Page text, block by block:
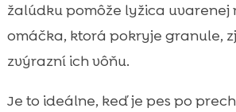
žalúdku pomôže lyžica uvarenej
omáčka, ktorá pokryje granule,
zvýrazní ich vôňu.
Je to ideálne, keď je pes po